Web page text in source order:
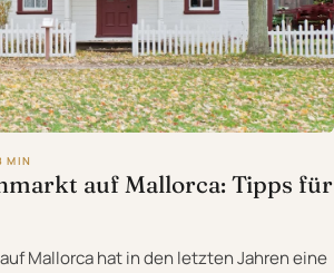
MIN
auf Mallorca: Tipps für
Mallorca hat in den letzten Jahren eine